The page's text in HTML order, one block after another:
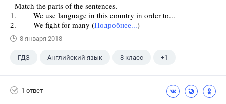
Match the parts of the sentences.
1. We use language in this country in order to...
2. We fight for many (Подробнее...)
8 января 2018
ГДЗ Английский язык 8 класс +1
1 ответ